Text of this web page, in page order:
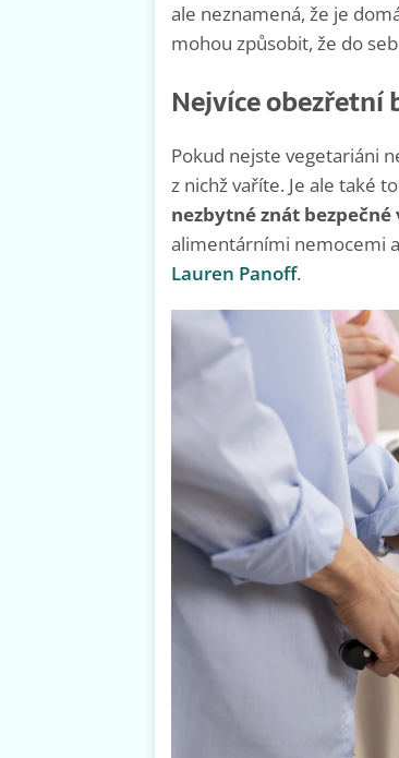
ale neznamená, že je
mohou způsobit, že do
Nejvíce
Pokud nejste vegetariáni
z nichž vaříte. Je ale také
nezbytné znát
alimentárními nemocemi
Lauren Panoff.